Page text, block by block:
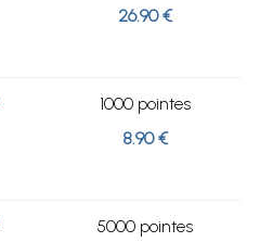
26.90 €
1000 pointes
8.90 €
5000 pointes